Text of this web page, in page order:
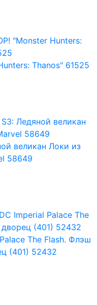
Thanos" 61525
великан Локи из
58649
The Flash. Флэш
(401) 52432